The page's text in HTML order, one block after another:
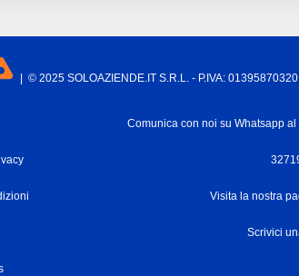
| © 2025 SOLOAZIENDE.IT S.R.L. - P.IVA: 01395870320
Comunica con noi su Whatsapp al
Visita la nostra
Scrivici